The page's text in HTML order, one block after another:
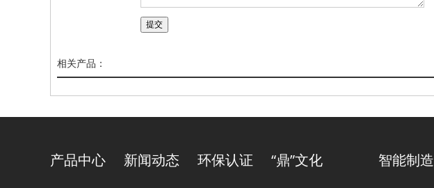
相关产品：
产品中心 新闻动态 环保认证 “鼎”文化 智能制造